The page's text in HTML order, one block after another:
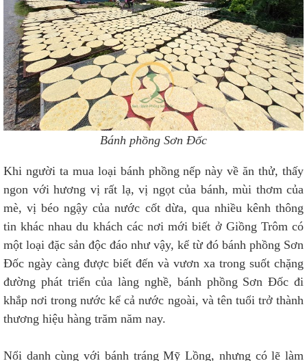
Bánh phồng Sơn Đốc
Khi người ta mua loại bánh phồng nếp này về ăn thử, thấy
ngon với hương vị rất lạ, vị ngọt của bánh, mùi thơm của
mè, vị béo ngậy của nước cốt dừa, qua nhiều kênh thông
tin khác nhau du khách các nơi mới biết ở Giồng Trôm có
một loại đặc sản độc đáo như vậy, kể từ đó bánh phồng Sơn
Đốc ngày càng được biết đến và vươn xa trong suốt chặng
đường phát triển của làng nghề, bánh phồng Sơn Đốc đi
khắp nơi trong nước kể cả nước ngoài, và tên tuổi trở thành
thương hiệu hàng trăm năm nay.
Nổi danh cùng với bánh tráng Mỹ Lồng, nhưng có lẽ làm